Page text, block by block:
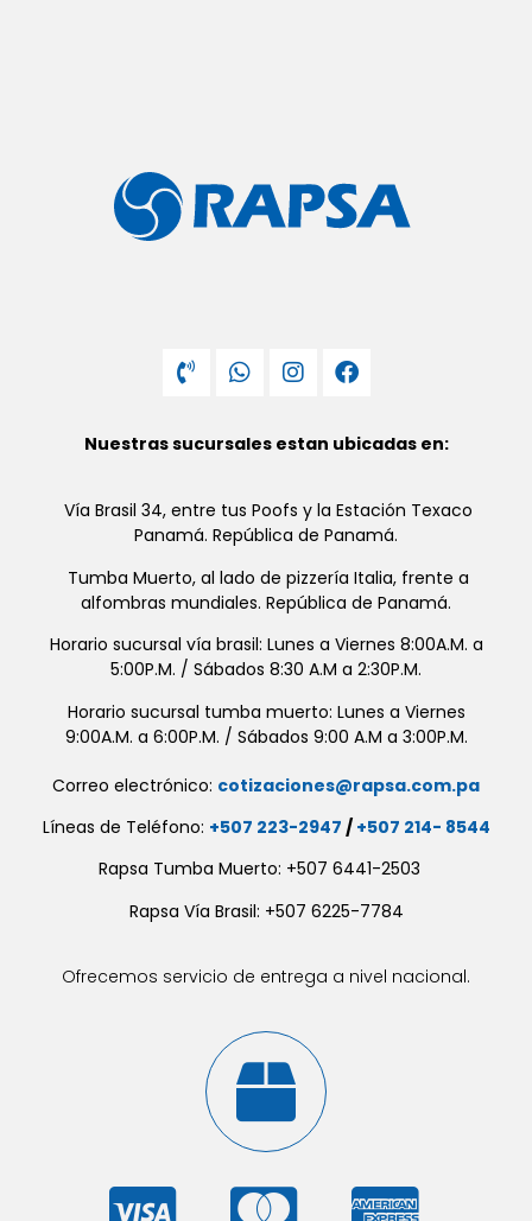
Nuestras sucursales estan ubicadas en:
Vía Brasil 34, entre tus Poofs y la Estación Texaco
Panamá. República de Panamá.
Tumba Muerto, al lado de pizzería Italia, frente a
alfombras mundiales. República de Panamá.
Horario sucursal vía brasil: Lunes a Viernes 8:00A.M. a
5:00P.M. / Sábados 8:30 A.M a 2:30P.M.
Horario sucursal tumba muerto: Lunes a Viernes
9:00A.M. a 6:00P.M. / Sábados 9:00 A.M a 3:00P.M.
Correo electrónico: cotizaciones@rapsa.com.pa
Líneas de Teléfono: +507 223-2947 / +507 214- 8544
Rapsa Tumba Muerto: +507 6441-2503
Rapsa Vía Brasil: +507 6225-7784
Ofrecemos servicio de entrega a nivel nacional.